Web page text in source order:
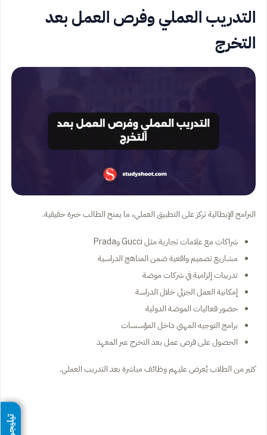
التدريب العملي وفرص العمل بعد
التخرج
البرامج الإيطالية تركز على التطبيق العملي، ما يمنح الطالب خبرة حقيقية.
شراكات مع علامات تجارية مثل Gucci وPrada
مشاريع تصميم واقعية ضمن المناهج الدراسية
تدريبات إلزامية في شركات موضة
إمكانية العمل الجزئي خلال الدراسة
حضور فعاليات الموضة الدولية
برامج التوجيه المهني داخل المؤسسات
الحصول على فرص عمل بعد التخرج عبر المعهد
كثير من الطلاب يُعرض عليهم وظائف مباشرة بعد التدريب العملي.